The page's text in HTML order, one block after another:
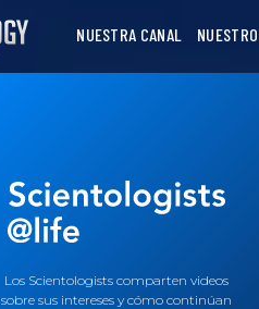
NUESTRA CANAL
Los Scientologists comparten videos
sobre sus intereses y cómo continúan